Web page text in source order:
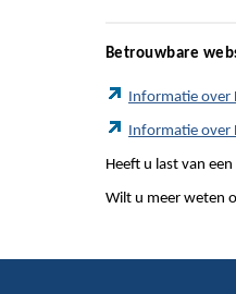
Betrouwbare
Informatie over
Informatie over
Heeft u last van
Wilt u meer weten